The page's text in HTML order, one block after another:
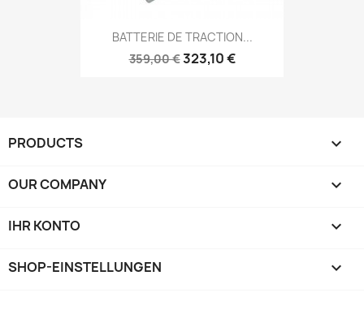
BATTERIE DE TRACTION...
359,00 €323,10 €
PRODUCTS 
OUR COMPANY 
IHR KONTO 
SHOP-EINSTELLUNGEN keyboard_arrow_down